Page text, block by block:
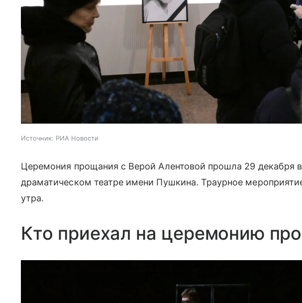
Источник: РИА Новости
Церемония прощания с Верой Алентовой прошла 29 декабря
драматическом театре имени Пушкина. Траурное
утра.
Кто приехал на церемонию